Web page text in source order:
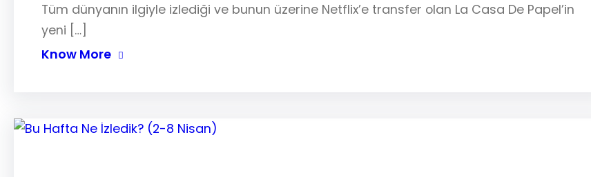
Tüm dünyanın ilgiyle izlediği ve bunun üzerine Netflix’e transfer olan La Casa De Papel’in
yeni […]
Know More